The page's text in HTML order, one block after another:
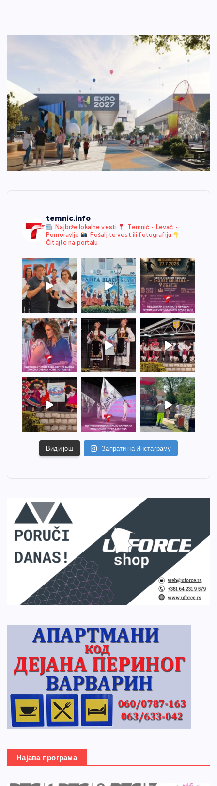
temnic.info
Najbrže lokalne vesti
Temnić • Levač •
Pomoravlje
Pošaljite vest ili fotografiju
Čitajte na portalu
Види још Запрати на Инстаграму
Најава програма